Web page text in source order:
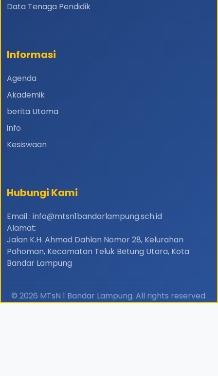
Data Tenaga Pendidik
Informasi
Agenda
Akademik
berita Utama
info
Kesiswaan
Hubungi Kami
Email : info@mtsn1bandarlampung.sch.id
Alamat:
Jalan K.H. Ahmad Dahlan Nomor 28, Kelurahan
Pahoman, Kecamatan Teluk Betung Utara, Kota
Bandar Lampung
© 2026 MTsN 1 Bandar Lampung. All rights reserved.